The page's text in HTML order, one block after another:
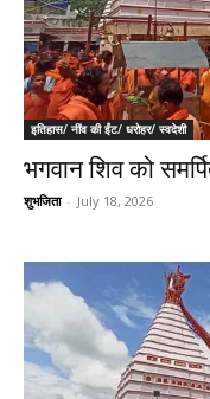
इतिहास/ नींव की ईंट/ धरोहर/ स्वदेशी
भगवान शिव को
शुभजिता - July 18, 2026